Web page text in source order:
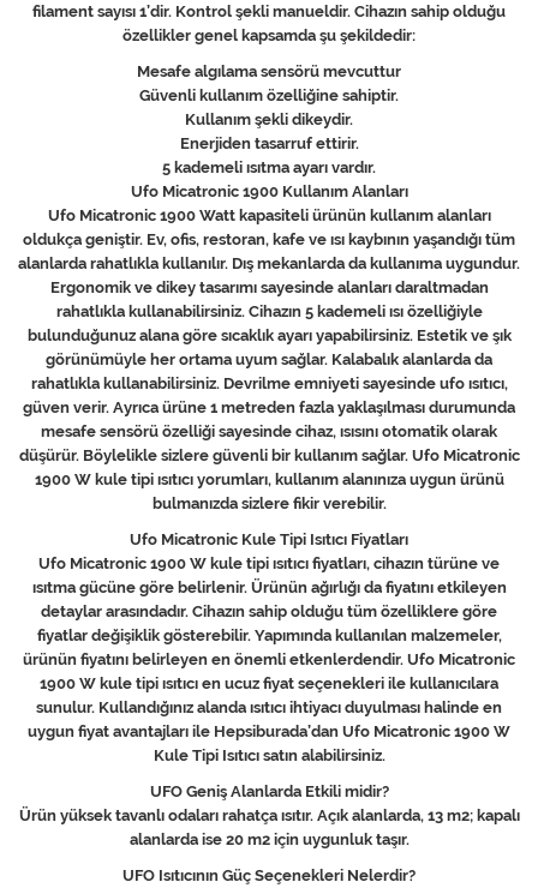
filament sayısı 1’dir. Kontrol şekli manueldir. Cihazın sahip olduğu
özellikler genel kapsamda şu şekildedir:
Mesafe algılama sensörü mevcuttur
Güvenli kullanım özelliğine sahiptir.
Kullanım şekli dikeydir.
Enerjiden tasarruf ettirir.
5 kademeli ısıtma ayarı vardır.
Ufo Micatronic 1900 Kullanım Alanları
Ufo Micatronic 1900 Watt kapasiteli ürünün kullanım alanları
oldukça geniştir. Ev, ofis, restoran, kafe ve ısı kaybının yaşandığı tüm
alanlarda rahatlıkla kullanılır. Dış mekanlarda da kullanıma uygundur.
Ergonomik ve dikey tasarımı sayesinde alanları daraltmadan
rahatlıkla kullanabilirsiniz. Cihazın 5 kademeli ısı özelliğiyle
bulunduğunuz alana göre sıcaklık ayarı yapabilirsiniz. Estetik ve şık
görünümüyle her ortama uyum sağlar. Kalabalık alanlarda da
rahatlıkla kullanabilirsiniz. Devrilme emniyeti sayesinde ufo ısıtıcı,
güven verir. Ayrıca ürüne 1 metreden fazla yaklaşılması durumunda
mesafe sensörü özelliği sayesinde cihaz, ısısını otomatik olarak
düşürür. Böylelikle sizlere güvenli bir kullanım sağlar. Ufo Micatronic
1900 W kule tipi ısıtıcı yorumları, kullanım alanınıza uygun ürünü
bulmanızda sizlere fikir verebilir.
Ufo Micatronic Kule Tipi Isıtıcı Fiyatları
Ufo Micatronic 1900 W kule tipi ısıtıcı fiyatları, cihazın türüne ve
ısıtma gücüne göre belirlenir. Ürünün ağırlığı da fiyatını etkileyen
detaylar arasındadır. Cihazın sahip olduğu tüm özelliklere göre
fiyatlar değişiklik gösterebilir. Yapımında kullanılan malzemeler,
ürünün fiyatını belirleyen en önemli etkenlerdendir. Ufo Micatronic
1900 W kule tipi ısıtıcı en ucuz fiyat seçenekleri ile kullanıcılara
sunulur. Kullandığınız alanda ısıtıcı ihtiyacı duyulması halinde en
uygun fiyat avantajları ile Hepsiburada’dan Ufo Micatronic 1900 W
Kule Tipi Isıtıcı satın alabilirsiniz.
UFO Geniş Alanlarda Etkili midir?
Ürün yüksek tavanlı odaları rahatça ısıtır. Açık alanlarda, 13 m2; kapalı
alanlarda ise 20 m2 için uygunluk taşır.
UFO Isıtıcının Güç Seçenekleri Nelerdir?